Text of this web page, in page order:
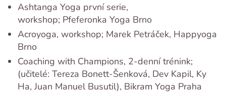
Ashtanga Yoga první serie,
workshop; Pfeferonka Yoga Brno
Acroyoga, workshop; Marek Petráček, Happyoga
Brno
Coaching with Champions, 2-denní trénink;
(učitelé: Tereza Bonett-Šenková, Dev Kapil, Ky
Ha, Juan Manuel Busutil), Bikram Yoga Praha